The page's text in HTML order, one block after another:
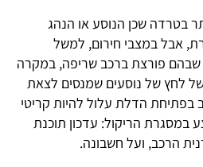
בטרדה שכן הנוסע או הנהג
אבל במצבי חירום, למשל
שבהם פורצת ברכב שריפה, במקרה
לחץ של נוסעים שמנסים לצאת
בפתיחת הדלת עלול להיות קריטי
במסגרת הריקול: עדכון תוכנת